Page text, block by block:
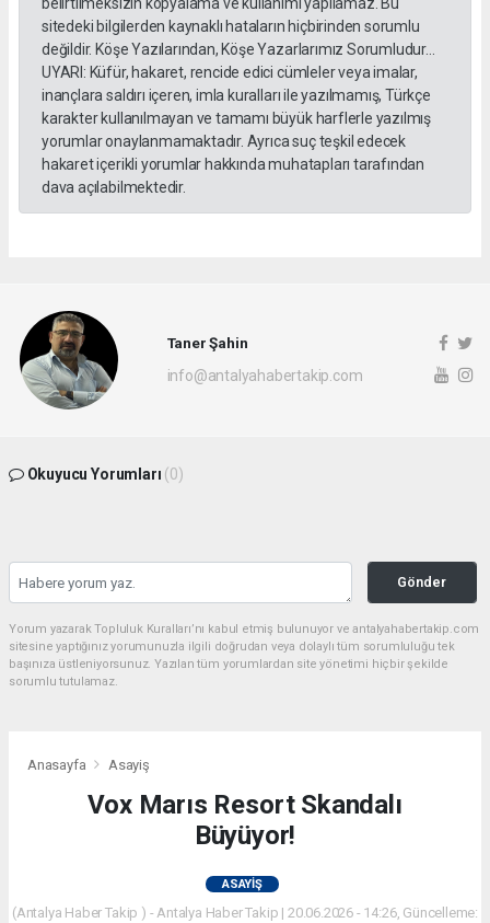
sitedeki bilgilerden kaynaklı hataların hiçbirinden sorumlu
değildir. Köşe Yazılarından, Köşe Yazarlarımız Sorumludur...
UYARI: Küfür, hakaret, rencide edici cümleler veya imalar,
inançlara saldırı içeren, imla kuralları ile yazılmamış, Türkçe
karakter kullanılmayan ve tamamı büyük harflerle yazılmış
yorumlar onaylanmamaktadır. Ayrıca suç teşkil edecek
hakaret içerikli yorumlar hakkında muhatapları tarafından
dava açılabilmektedir.
Taner Şahin
info@antalyahabertakip.com
Okuyucu Yorumları (0)
Gönder
Yorum yazarak Topluluk Kuralları’nı kabul etmiş bulunuyor ve antalyahabertakip.com
sitesine yaptığınız yorumunuzla ilgili doğrudan veya dolaylı tüm sorumluluğu tek
başınıza üstleniyorsunuz. Yazılan tüm yorumlardan site yönetimi hiçbir şekilde
sorumlu tutulamaz.
Anasayfa Asayiş
Vox Marıs Resort Skandalı
Büyüyor!
ASAYIŞ
(Antalya Haber Takip ) - Antalya Haber Takip | 20.06.2026 - 14:26, Güncelleme: